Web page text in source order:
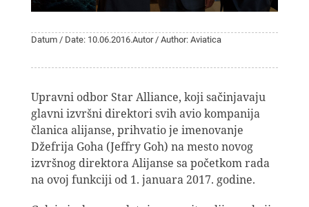
Datum / Date: 10.06.2016.Autor / Author: Aviatica
Upravni odbor Star Alliance, koji sačinjavaju
glavni izvršni direktori svih avio kompanija
članica alijanse, prihvatio je imenovanje
Džefrija Goha (Jeffry Goh) na mesto novog
izvršnog direktora Alijanse sa početkom rada
na ovoj funkciji od 1. januara 2017. godine.